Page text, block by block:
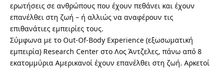
ερωτήσεις σε ανθρώπους που έχουν πεθάνει και έχουν
επανέλθει στη ζωή – ή αλλιώς να αναφέρουν τις
επιθανάτιες εμπειρίες τους.
Σύμφωνα με το Out-Of-Body Experience (εξωσωματική
εμπειρία) Research Center στο Λος Άντζελες, πάνω από 8
εκατομμύρια Αμερικανοί έχουν επανέλθει στη ζωή. Αρκετοί